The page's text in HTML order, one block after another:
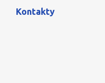
Kontakty